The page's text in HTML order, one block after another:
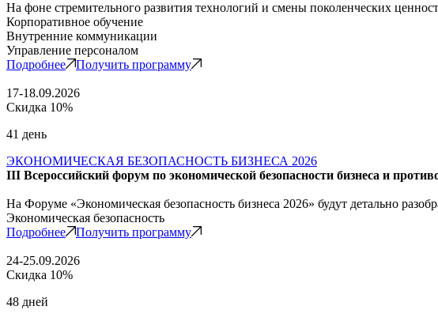
На фоне стремительного развития технологий и смены поколенческих
Корпоративное обучение
Внутренние коммуникации
Управление персоналом
Подробнее
Получить программу
17-18.09.2026
Скидка 10%
41 день
ЭКОНОМИЧЕСКАЯ БЕЗОПАСНОСТЬ БИЗНЕСА 2026
III Всероссийский форум по экономической безопасности бизнеса и
На Форуме «Экономическая безопасность бизнеса 2026» будут детально
Экономическая безопасность
Подробнее
Получить программу
24-25.09.2026
Скидка 10%
48 дней